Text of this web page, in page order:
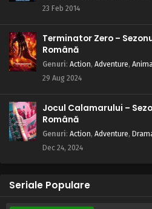
23 Feb 2014
Terminator Zero –
Română
Genuri: Action, Adventure,
29 Aug 2024
Jocul Calamarului –
Română
Genuri: Action, Adventure,
Dec 24, 2024
Seriale Populare